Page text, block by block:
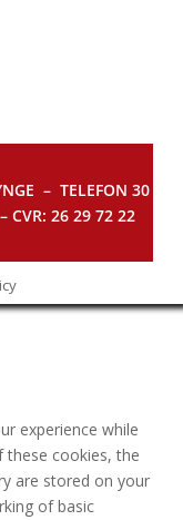
– TELEFON 30
CVR: 26 29 72 22
experience while
these cookies, the
are stored on your
of basic